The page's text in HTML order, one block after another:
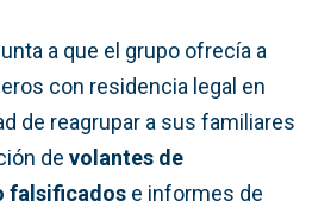
a que el grupo ofrecía a
con residencia legal en
de reagrupar a sus familiares
de volantes de
falsificados e informes de